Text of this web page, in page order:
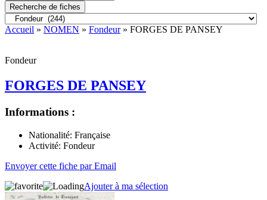
Recherche de fiches
Accueil » NOMEN » Fondeur» FORGES DE PANSEY
Fondeur
FORGES DE PANSEY
Informations :
Nationalité: Française
Activité: Fondeur
Envoyer cette fiche par Email
Ajouter à ma sélection